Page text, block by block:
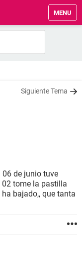
MENU
Siguiente Tema
de junio tuve
02 tome la pastilla
bajado,, que tanta